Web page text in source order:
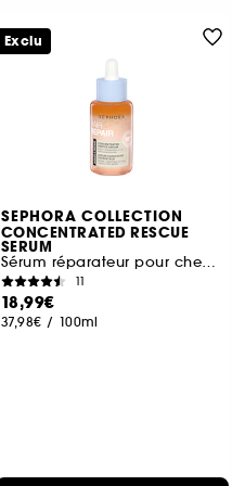
SEPHORA COLLECTION
CONCENTRATED RESCUE
SERUM
Sérum réparateur pour cheveux abimés
11
18,99€
37,98€ / 100ml
Exclu